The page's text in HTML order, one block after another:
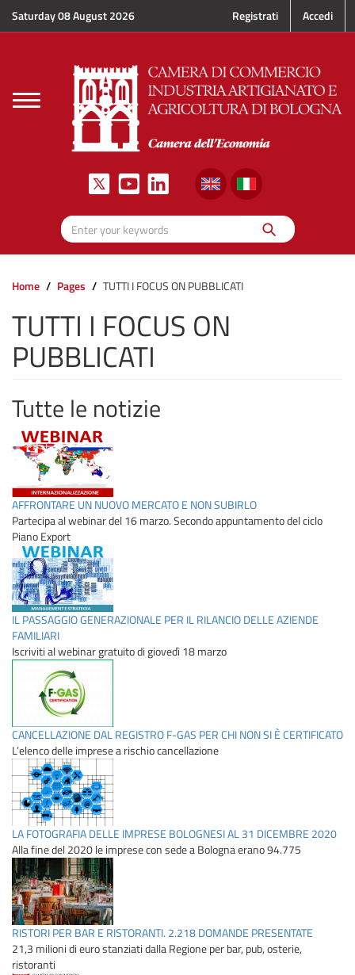
Saturday 08 August 2026 Registrati Accedi
Toggle
navigation
Enter your keywords
Search
Home Pages TUTTI I FOCUS ON PUBBLICATI
TUTTI I FOCUS ON
PUBBLICATI
Tutte le notizie
AFFRONTARE UN NUOVO MERCATO E NON SUBIRLO
Partecipa al webinar del 16 marzo. Secondo appuntamento del ciclo
Piano Export
IL PASSAGGIO GENERAZIONALE PER IL RILANCIO DELLE AZIENDE
FAMILIARI
Iscriviti al webinar gratuito di giovedì 18 marzo
CANCELLAZIONE DAL REGISTRO F-GAS PER CHI NON SI È CERTIFICATO
L’elenco delle imprese a rischio cancellazione
LA FOTOGRAFIA DELLE IMPRESE BOLOGNESI AL 31 DICEMBRE 2020
Alla fine del 2020 le imprese con sede a Bologna erano 94.775
RISTORI PER BAR E RISTORANTI. 2.218 DOMANDE PRESENTATE
21,3 milioni di euro stanziati dalla Regione per bar, pub, osterie,
ristoranti